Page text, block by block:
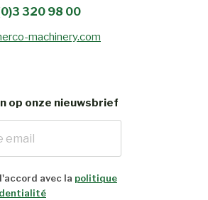
320 98 00
machinery.com
op onze nieuwsbrief
avec la politique